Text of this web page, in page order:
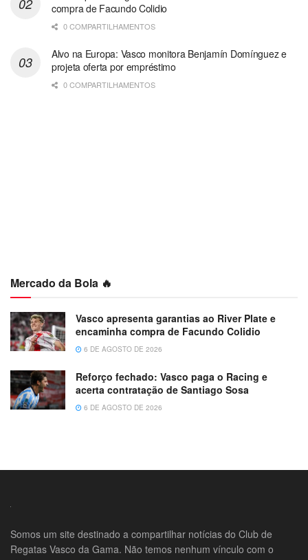
compra de Facundo Colidio
0 COMPARTILHAMENTOS
Alvo na Europa: Vasco monitora Benjamín Domínguez e
projeta oferta por empréstimo
0 COMPARTILHAMENTOS
Mercado da Bola 🔥
Vasco apresenta garantias ao River Plate e
encaminha compra de Facundo Colidio
6 DE AGOSTO DE 2026
Reforço fechado: Vasco paga o Racing e
acerta contratação de Santiago Sosa
6 DE AGOSTO DE 2026
Somos um site destinado a compartilhar notícias do Club de
Regatas Vasco da Gama. Não temos nenhum vínculo com o